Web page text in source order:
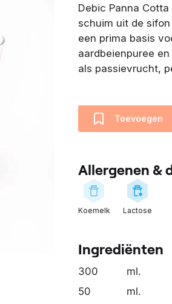
​Debic Panna
schuim uit de
een prima basis
aardbeienpuree
als passievrucht,
Toevoegen
Allergenen &
Koemelk Lactose
Ingrediënten
300 ml.
50
ml.